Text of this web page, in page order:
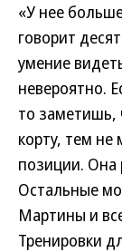
«У нее
говорит
умение
невероятно.
то заметишь,
корту, тем не
позиции. Она
Остальные
Мартины и
Тренировки